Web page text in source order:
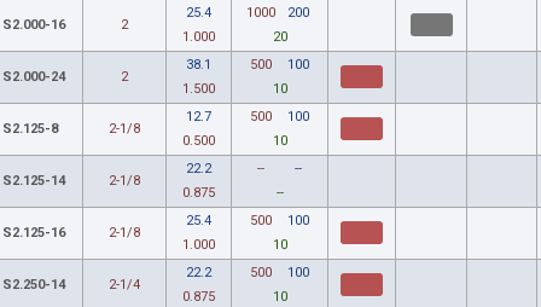
S2.000-16 2
25.4
1.000
1000
200
20
S2.000-24 2
38.1
1.500
500
100
10
S2.125-8 2-1/8
12.7
0.500
500
100
10
S2.125-14 2-1/8
22.2
0.875
--
--
--
S2.125-16 2-1/8
25.4
1.000
500
100
10
S2.250-14 2-1/4
22.2
0.875
500
100
10